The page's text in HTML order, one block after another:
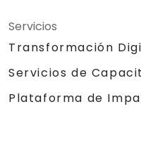
Servicios
Transformación
Servicios de
Plataforma de